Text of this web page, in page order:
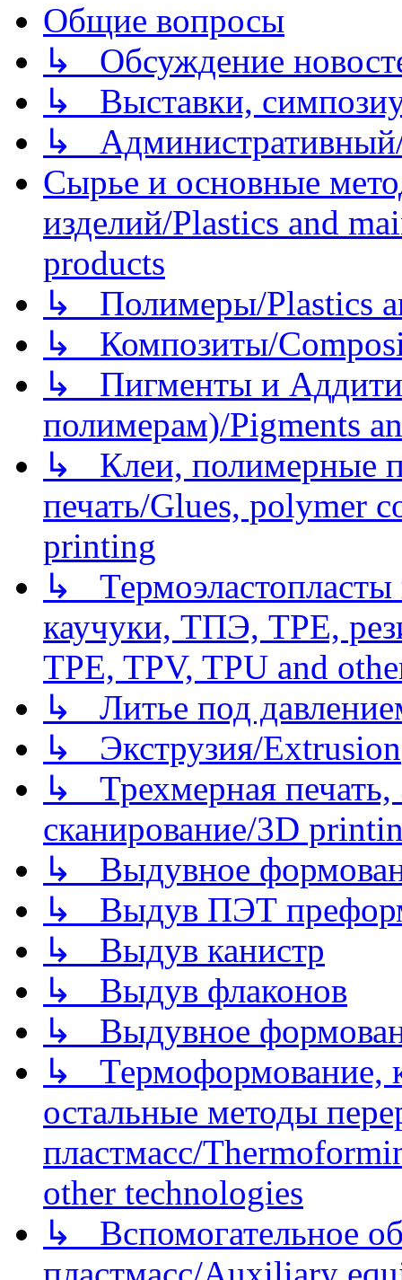
Общие вопросы
↳ Обсуждение
↳ Выставки,
↳
Сырье и основные
изделий/Plastics and
products
↳ Полимеры/Plastics
↳ Композиты/
↳ Пигменты и
полимерам)/Pigments
↳ Клеи, полимерные
печать/Glues, polymer
printing
↳
каучуки, ТПЭ, TPE,
TPE, TPV, TPU and
↳ Литье под
↳ Экструзия/Extrusion
↳ Трехмерная
сканирование/3D
↳ Выдувное
↳ Выдув ПЭТ
↳ Выдув канистр
↳ Выдув флаконов
↳ Выдувное
↳ Термоформование,
остальные методы
пластмасс/
other technologies
↳ Вспомогательное